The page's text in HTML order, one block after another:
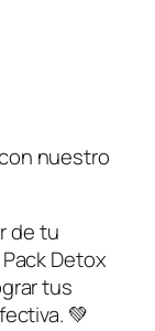
nuestro
de tu
Detox
tus
💚